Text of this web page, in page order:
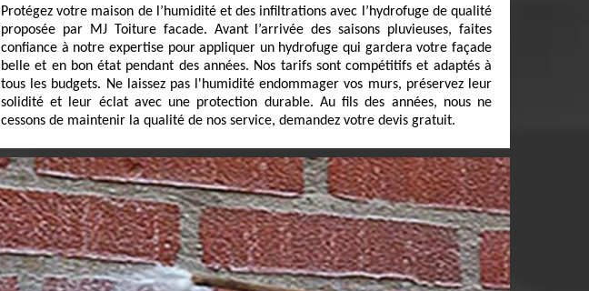
Protégez votre maison de l’humidité et des infiltrations avec l’hydrofuge de qualité
proposée par MJ Toiture facade. Avant l’arrivée des saisons pluvieuses, faites
confiance à notre expertise pour appliquer un hydrofuge qui gardera votre façade
belle et en bon état pendant des années. Nos tarifs sont compétitifs et adaptés à
tous les budgets. Ne laissez pas l'humidité endommager vos murs, préservez leur
solidité et leur éclat avec une protection durable. Au fils des années, nous ne
cessons de maintenir la qualité de nos service, demandez votre devis gratuit.